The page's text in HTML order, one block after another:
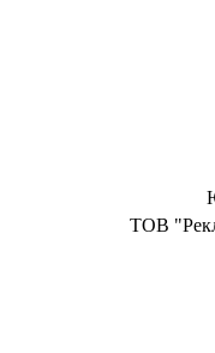
TOB